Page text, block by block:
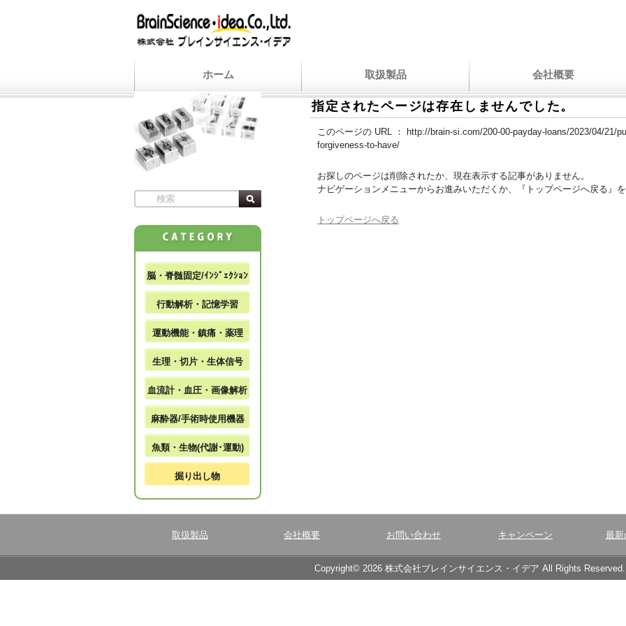
ホーム 取扱製品 会社概要
指定されたページは存在しませんでした。
このページの URL ：
http://brain-si.com/200-00-payday-loans/2023/04/21/
forgiveness-to-have/
お探しのページは削除されたか、現在表示する記事がありません。
ナビゲーションメニューからお進みいただくか、『トップページへ戻る』を
トップページへ戻る
脳・脊髄固定/ｲﾝｼﾞｪｸｼｮﾝ
行動解析・記憶学習
運動機能・鎮痛・薬理
生理・切片・生体信号
血流計・血圧・画像解析
麻酔器/手術時使用機器
魚類・生物(代謝･運動)
掘り出し物
取扱製品 会社概要 お問い合わせ キャンペーン 最新
Copyright© 2026 株式会社ブレインサイエンス・イデア All Rights Reserved.